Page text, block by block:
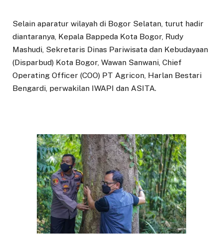
Selain aparatur wilayah di Bogor Selatan, turut hadir
diantaranya, Kepala Bappeda Kota Bogor, Rudy
Mashudi, Sekretaris Dinas Pariwisata dan Kebudayaan
(Disparbud) Kota Bogor, Wawan Sanwani, Chief
Operating Officer (COO) PT Agricon, Harlan Bestari
Bengardi, perwakilan IWAPI dan ASITA.